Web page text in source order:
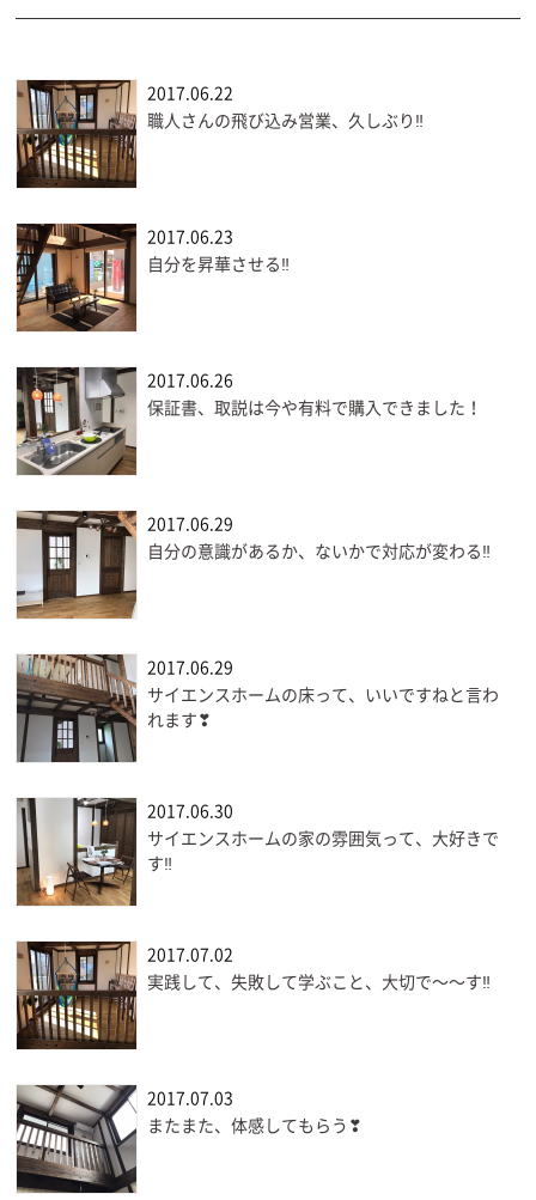
2017.06.22
職人さんの飛び込み営業、久しぶり‼
2017.06.23
自分を昇華させる‼
2017.06.26
保証書、取説は今や有料で購入できました！
2017.06.29
自分の意識があるか、ないかで対応が変わる‼
2017.06.29
サイエンスホームの床って、いいですねと言わ
れます❣
2017.06.30
サイエンスホームの家の雰囲気って、大好きで
す‼
2017.07.02
実践して、失敗して学ぶこと、大切で〜〜す‼
2017.07.03
またまた、体感してもらう❣